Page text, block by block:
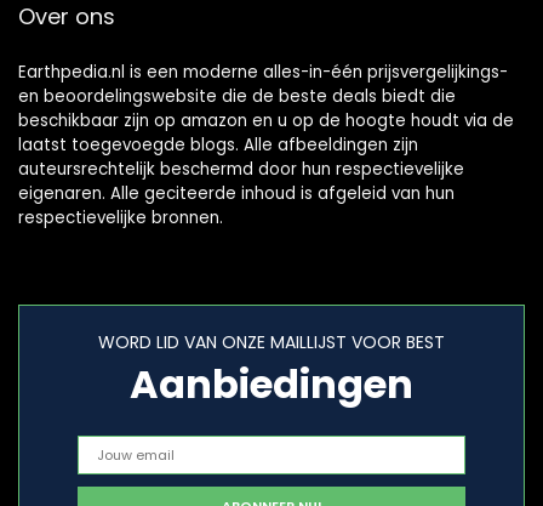
Over ons
Earthpedia.nl is een moderne alles-in-één prijsvergelijkings-
en beoordelingswebsite die de beste deals biedt die
beschikbaar zijn op amazon en u op de hoogte houdt via de
laatst toegevoegde blogs. Alle afbeeldingen zijn
auteursrechtelijk beschermd door hun respectievelijke
eigenaren. Alle geciteerde inhoud is afgeleid van hun
respectievelijke bronnen.
WORD LID VAN ONZE MAILLIJST VOOR BEST
Aanbiedingen